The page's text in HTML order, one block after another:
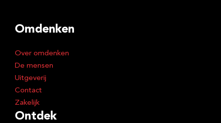
Omdenken
Over omdenken
De mensen
Uitgeverij
Contact
Zakelijk
Ontdek